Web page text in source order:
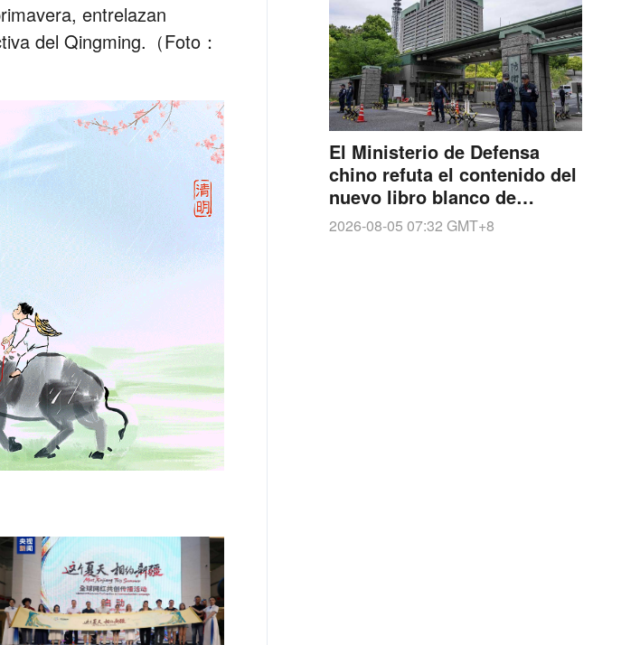
entrelazan
del Qingming.（Foto：
El Ministerio de Defensa
chino refuta el contenido del
nuevo libro blanco de
defensa japonés
2026-08-05 07:32 GMT+8